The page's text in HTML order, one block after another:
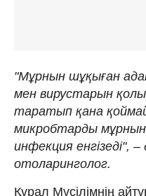
"Мұрнын шұқыған
мен вирустарын
таратып қана
микробтарды мұрнына
инфекция енгізеді", –
отоларинголог.
Құрал Мүсілімнің